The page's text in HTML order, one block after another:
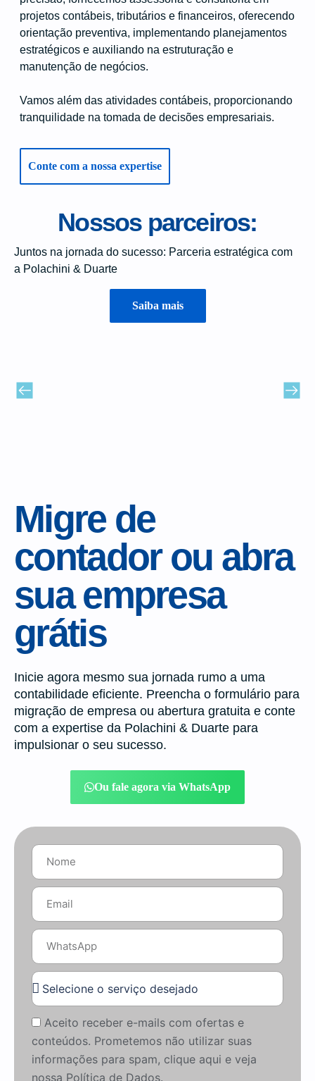
projetos contábeis, tributários e financeiros, oferecendo
orientação preventiva, implementando planejamentos
estratégicos e auxiliando na estruturação e
manutenção de negócios.
Vamos além das atividades contábeis, proporcionando
tranquilidade na tomada de decisões empresariais.
Conte com a nossa expertise
Nossos parceiros:
Juntos na jornada do sucesso: Parceria estratégica com
a Polachini & Duarte
Saiba mais
Migre de
contador ou abra
sua empresa
grátis
Inicie agora mesmo sua jornada rumo a uma
contabilidade eficiente. Preencha o formulário para
migração de empresa ou abertura gratuita e conte
com a expertise da Polachini & Duarte para
impulsionar o seu sucesso.
Ou fale agora via WhatsApp
Aceito receber e-mails com ofertas e
conteúdos. Prometemos não utilizar suas
informações para spam, clique aqui e veja
nossa Política de Dados.